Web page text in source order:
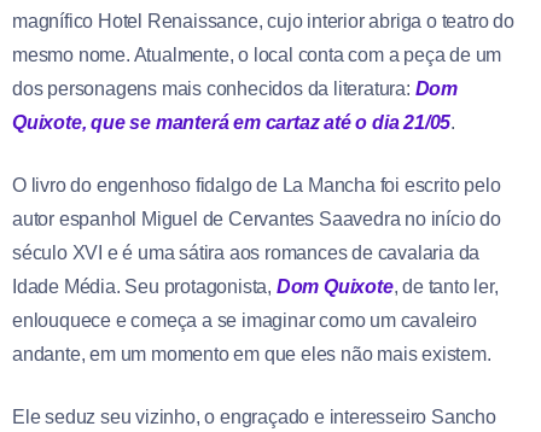
magnífico Hotel Renaissance, cujo interior abriga o teatro do
mesmo nome. Atualmente, o local conta com a peça de um
dos personagens mais conhecidos da literatura: Dom
Quixote, que se manterá em cartaz até o dia 21/05.
O livro do engenhoso fidalgo de La Mancha foi escrito pelo
autor espanhol Miguel de Cervantes Saavedra no início do
século XVI e é uma sátira aos romances de cavalaria da
Idade Média. Seu protagonista, Dom Quixote, de tanto ler,
enlouquece e começa a se imaginar como um cavaleiro
andante, em um momento em que eles não mais existem.
Ele seduz seu vizinho, o engraçado e interesseiro Sancho